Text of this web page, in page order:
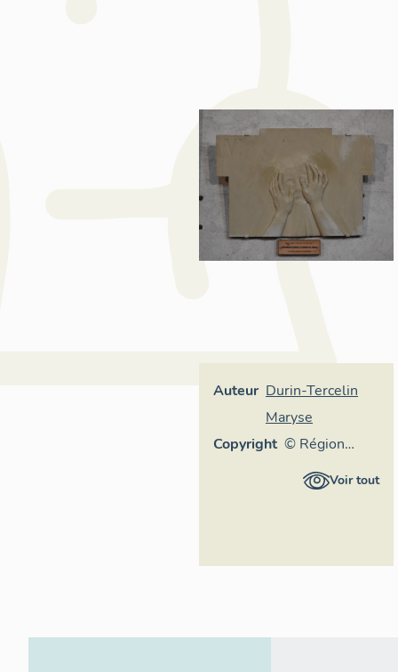
Auteur Durin-Tercelin
Maryse
Copyright © Région
Auvergne-Voir tout